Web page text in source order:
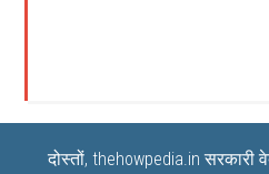
दोस्तों, thehowpedia.in सरकारी